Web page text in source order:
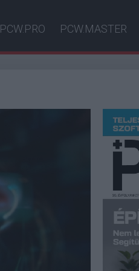
PCW.PRO PCW.MASTER